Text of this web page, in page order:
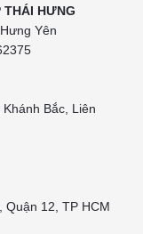
THÁI HƯNG
Yên
Bắc, Liên
12, TP HCM